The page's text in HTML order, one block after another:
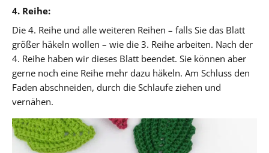
4. Reihe:
Die 4. Reihe und alle weiteren Reihen – falls Sie das Blatt
größer häkeln wollen – wie die 3. Reihe arbeiten. Nach der
4. Reihe haben wir dieses Blatt beendet. Sie können aber
gerne noch eine Reihe mehr dazu häkeln. Am Schluss den
Faden abschneiden, durch die Schlaufe ziehen und
vernähen.